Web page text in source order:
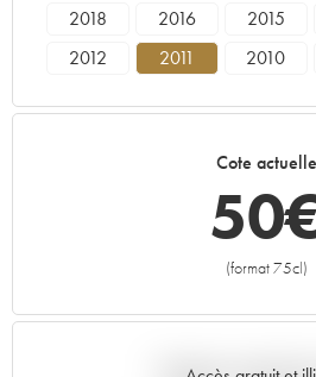
2018 2016 2015
2012
2011 2010
1995
Cote actuelle
50
(format 75cl)
Tendance actuelle